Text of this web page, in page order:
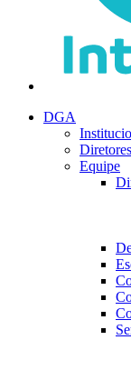
DGA
Diretores
Equipe